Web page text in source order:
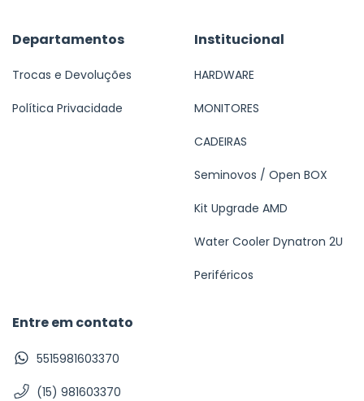
Departamentos
Trocas e Devoluções
Política Privacidade
Institucional
HARDWARE
MONITORES
CADEIRAS
Seminovos / Open BOX
Kit Upgrade AMD
Water Cooler Dynatron 2U
Periféricos
Entre em contato
5515981603370
(15) 981603370